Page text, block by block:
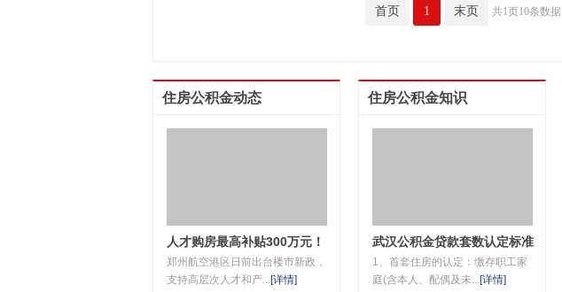
首页 1 末页 共1页10条数据
住房公积金动态
人才购房最高补贴300万元！
这里出大招
郑州航空港区日前出台楼市新政，
支持高层次人才和产...[详情]
住房公积金知识
武汉公积金贷款套数认定标准
1、首套住房的认定：缴存职工家
庭(含本人、配偶及未...[详情]